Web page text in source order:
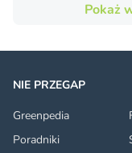
Pokaż
NIE PRZEGAP
Greenpedia
Poradniki